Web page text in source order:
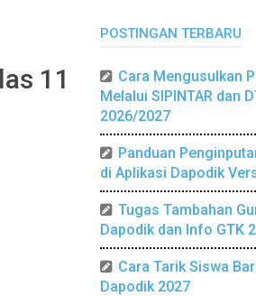
11
POSTINGAN TERBARU
Cara Mengusulkan
Melalui SIPINTAR dan
2026/2027
Panduan
di Aplikasi Dapodik
Tugas Tambahan
Dapodik dan Info GTK
Cara Tarik Siswa
Dapodik 2027